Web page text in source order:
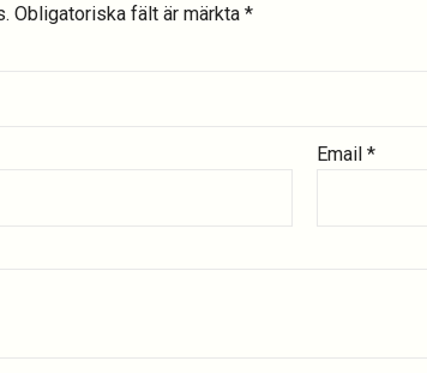
Obligatoriska fält är märkta *
Email *